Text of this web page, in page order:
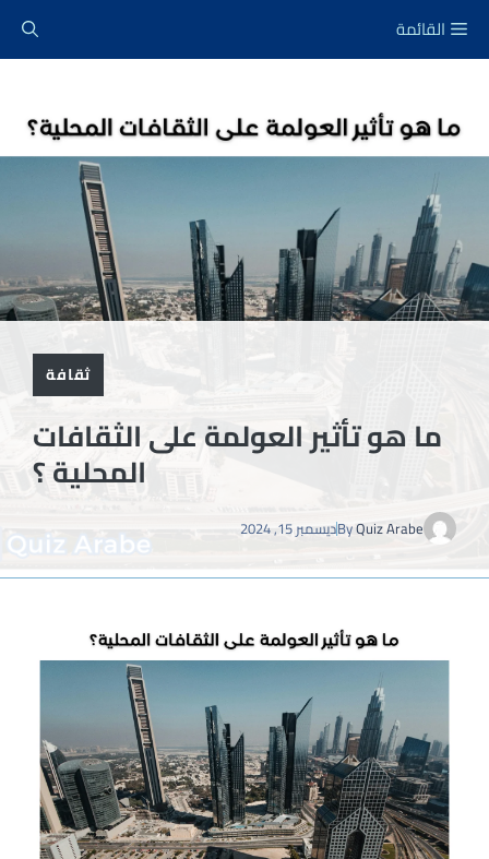
القائمة
ثقافة
ما هو تأثير العولمة على الثقافات
المحلية ؟
ByQuiz Arabe ديسمبر 15, 2024